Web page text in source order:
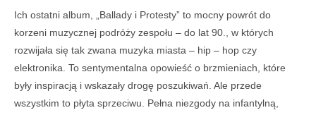
Ich ostatni album, „Ballady i Protesty” to mocny powrót do
korzeni muzycznej podróży zespołu – do lat 90., w których
rozwijała się tak zwana muzyka miasta – hip – hop czy
elektronika. To sentymentalna opowieść o brzmieniach, które
były inspiracją i wskazały drogę poszukiwań. Ale przede
wszystkim to płyta sprzeciwu. Pełna niezgody na infantylną,